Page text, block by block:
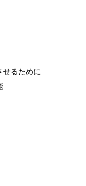
せるために